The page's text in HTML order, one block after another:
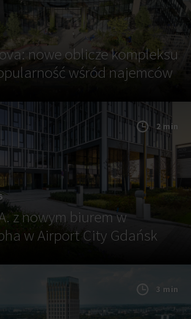
nowe oblicze kompleksu
wśród najemców
z nowym biurem w
w Airport City Gdańsk
2 min
3 min